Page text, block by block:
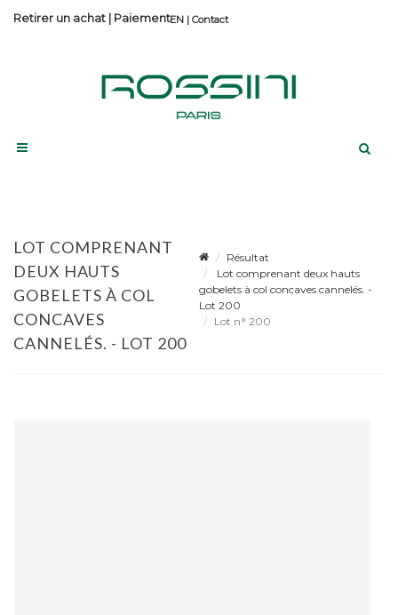
Contact
Retirer un achat | Paiement
LOT COMPRENANT
DEUX HAUTS
GOBELETS À COL
CONCAVES
CANNELÉS. - LOT 200
Résultat
Lot comprenant deux hauts
gobelets à col concaves cannelés. -
Lot 200
Lot n° 200